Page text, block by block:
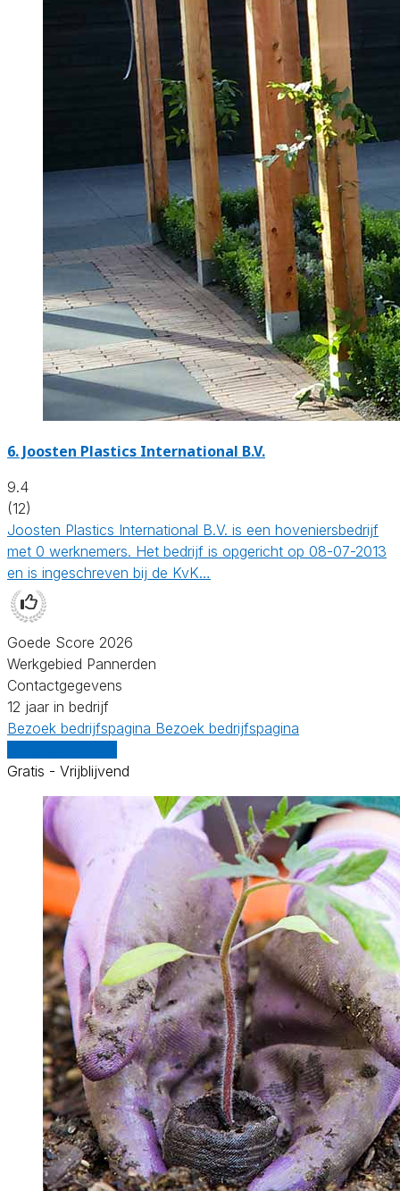
6. Joosten Plastics International B.V.
9.4
(12)
Joosten Plastics International B.V. is een hoveniersbedrijf
met 0 werknemers. Het bedrijf is opgericht op 08-07-2013
en is ingeschreven bij de KvK…
Goede Score 2026
Werkgebied Pannerden
Contactgegevens
12 jaar in bedrijf
Bezoek bedrijfspagina Bezoek bedrijfspagina
Gratis - Vrijblijvend